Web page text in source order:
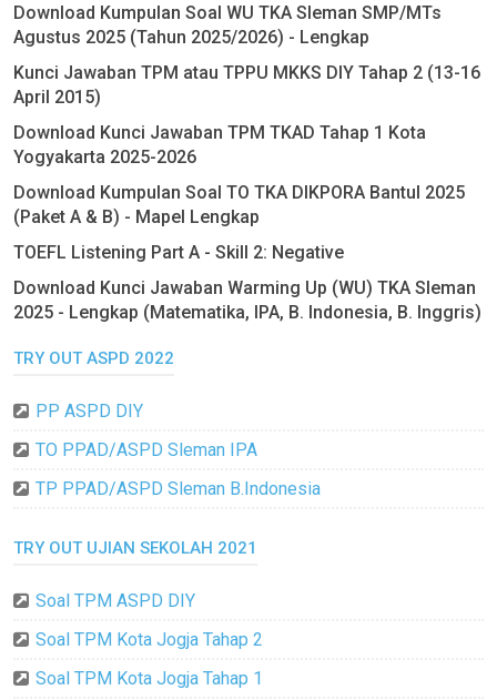
Download Kumpulan Soal WU TKA Sleman SMP/MTs
Agustus 2025 (Tahun 2025/2026) - Lengkap
Kunci Jawaban TPM atau TPPU MKKS DIY Tahap 2 (13-16
April 2015)
Download Kunci Jawaban TPM TKAD Tahap 1 Kota
Yogyakarta 2025-2026
Download Kumpulan Soal TO TKA DIKPORA Bantul 2025
(Paket A & B) - Mapel Lengkap
TOEFL Listening Part A - Skill 2: Negative
Download Kunci Jawaban Warming Up (WU) TKA Sleman
2025 - Lengkap (Matematika, IPA, B. Indonesia, B. Inggris)
TRY OUT ASPD 2022
PP ASPD DIY
TO PPAD/ASPD Sleman IPA
TP PPAD/ASPD Sleman B.Indonesia
TRY OUT UJIAN SEKOLAH 2021
Soal TPM ASPD DIY
Soal TPM Kota Jogja Tahap 2
Soal TPM Kota Jogja Tahap 1